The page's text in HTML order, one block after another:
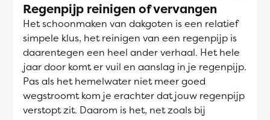
Regenpijp reinigen of vervangen
Het schoonmaken van dakgoten is een relatief
simpele klus, het reinigen van een regenpijp is
daarentegen een heel ander verhaal. Het hele
jaar door komt er vuil en aanslag in je regenpijp.
Pas als het hemelwater niet meer goed
wegstroomt kom je erachter dat jouw regenpijp
verstopt zit. Daarom is het, net zoals bij